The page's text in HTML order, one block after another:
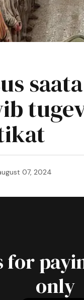
07, 2024
for
only